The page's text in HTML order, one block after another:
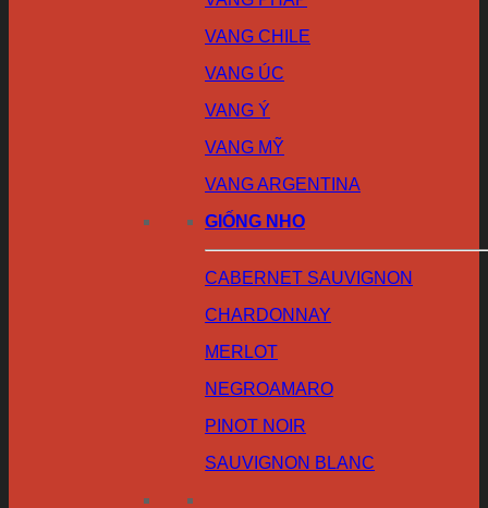
VANG CHILE
VANG ÚC
VANG Ý
VANG MỸ
VANG ARGENTINA
GIỐNG NHO
CABERNET SAUVIGNON
CHARDONNAY
MERLOT
NEGROAMARO
PINOT NOIR
SAUVIGNON BLANC